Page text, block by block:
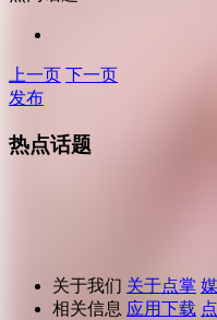
上一页 下一页
发布
热点话题
关于我们 关于点掌
相关信息 应用下载